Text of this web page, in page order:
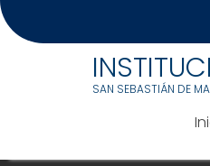
SAN SEBASTIÁN DE